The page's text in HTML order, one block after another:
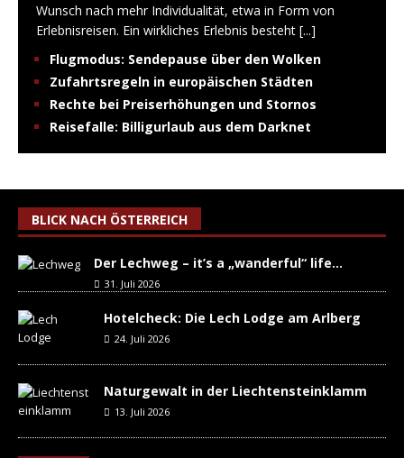
Wunsch nach mehr Individualität, etwa in Form von
Erlebnisreisen. Ein wirkliches Erlebnis besteht [...]
Flugmodus: Sendepause über den Wolken
Zufahrtsregeln in europäischen Städten
Rechte bei Preiserhöhungen und Stornos
Reisefalle: Billigurlaub aus dem Darknet
BLICK NACH ÖSTERREICH
Der Lechweg – it’s a „wanderful“ life…
31. Juli 2026
Hotelcheck: Die Lech Lodge am Arlberg
24. Juli 2026
Naturgewalt in der Liechtensteinklamm
13. Juli 2026